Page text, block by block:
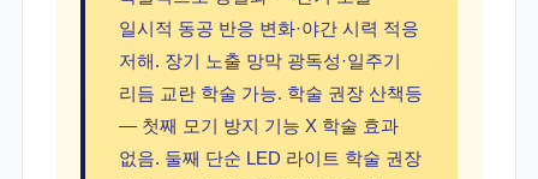
일시적 동공 반응 변화·야간 시력 적응
저해. 장기 노출 망막 광독성·일주기
리듬 교란 학술 가능. 학술 권장 산책등
— 첫째 모기 방지 기능 X 학술 효과
없음. 둘째 단순 LED 라이트 학술 권장